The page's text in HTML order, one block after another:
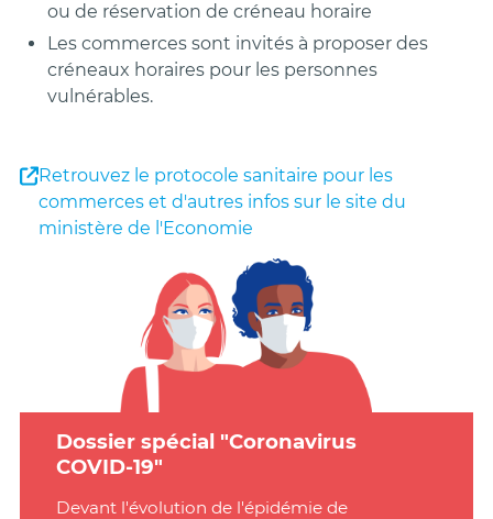
ou de réservation de créneau horaire
Les commerces sont invités à proposer des
créneaux horaires pour les personnes
vulnérables.
Retrouvez le protocole sanitaire pour les
commerces et d'autres infos sur le site du
ministère de l'Economie
Dossier spécial "Coronavirus
COVID-19"
Devant l'évolution de l'épidémie de